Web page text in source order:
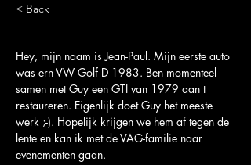
< Back
Hey, mijn naam is Jean-Paul. Mijn eerste auto
was ern VW Golf D 1983. Ben momenteel
samen met Guy een GTI van 1979 aan t
restaureren. Eigenlijk doet Guy het meeste
werk ;-). Hopelijk krijgen we hem af tegen de
lente en kan ik met de VAG-familie naar
evenementen gaan.